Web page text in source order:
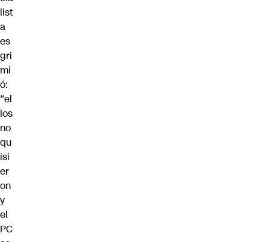
list
a
es
gri
mi
ó:
“el
los
no
qu
isi
er
on
y
el
PC